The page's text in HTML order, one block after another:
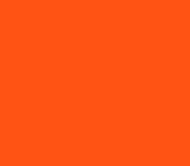
A internet da Ligga em Rio